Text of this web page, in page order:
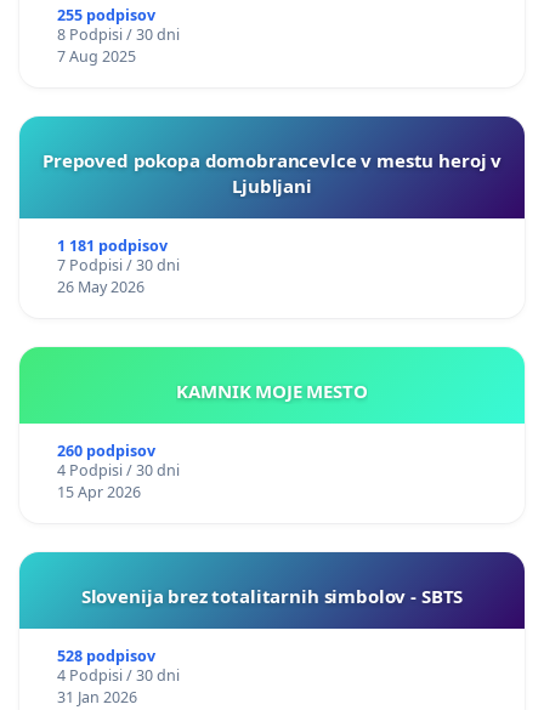
255 podpisov
8 Podpisi / 30 dni
7 Aug 2025
Prepoved pokopa domobrancevlce v mestu heroj v
Ljubljani
1 181 podpisov
7 Podpisi / 30 dni
26 May 2026
KAMNIK MOJE MESTO
260 podpisov
4 Podpisi / 30 dni
15 Apr 2026
Slovenija brez totalitarnih simbolov - SBTS
528 podpisov
4 Podpisi / 30 dni
31 Jan 2026